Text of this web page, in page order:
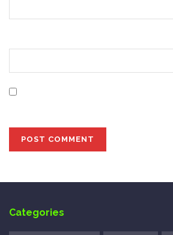
Categories